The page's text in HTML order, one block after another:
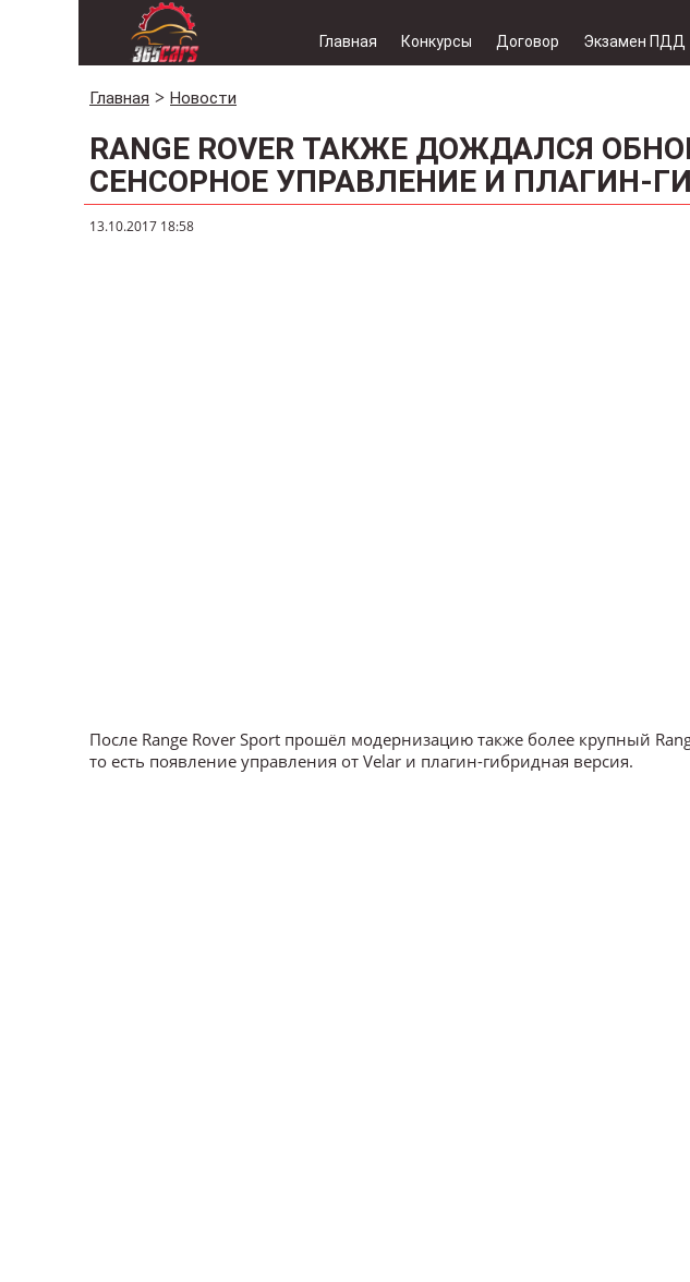
Главная Конкурсы Договор Экзамен ПДД
Главная Новости
RANGE ROVER ТАКЖЕ ДОЖДАЛСЯ
СЕНСОРНОЕ УПРАВЛЕНИЕ И ПЛАГИН-
13.10.2017 18:58
После Range Rover Sport прошёл модернизацию также более крупный
то есть появление управления от Velar и плагин-гибридная версия.